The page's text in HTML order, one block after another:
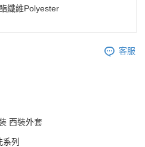
纖維Polyester
客服
西裝外套
列